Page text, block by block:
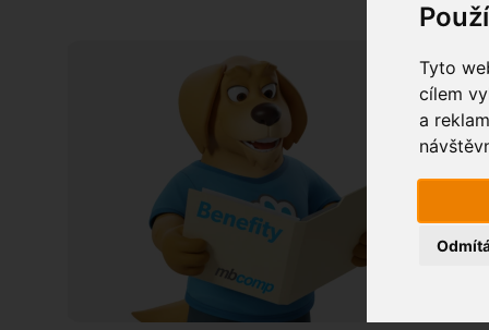
Tyto
cílem
a